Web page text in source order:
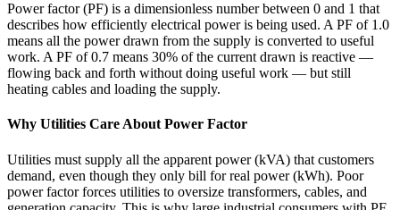
Power factor (PF) is a dimensionless number between 0 and 1 that
describes how efficiently electrical power is being used. A PF of 1.0
means all the power drawn from the supply is converted to useful
work. A PF of 0.7 means 30% of the current drawn is reactive —
flowing back and forth without doing useful work — but still
heating cables and loading the supply.
Why Utilities Care About Power Factor
Utilities must supply all the apparent power (kVA) that customers
demand, even though they only bill for real power (kWh). Poor
power factor forces utilities to oversize transformers, cables, and